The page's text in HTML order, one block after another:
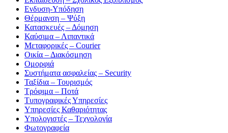
Ενδυση-Υπόδηση
Θέρμανση – Ψύξη
Κατασκευές – Δόμηση
Καύσιμα – Λιπαντικά
Μεταφορικές – Courier
Οικία – Διακόσμηση
Ομορφιά
Συστήματα ασφαλείας – Security
Ταξίδια – Τουρισμός
Τρόφιμα – Ποτά
Τυπογραφικές Υπηρεσίες
Υπηρεσίες Καθαριότητας
Υπολογιστές – Τεχνολογία
Φωτογραφεία